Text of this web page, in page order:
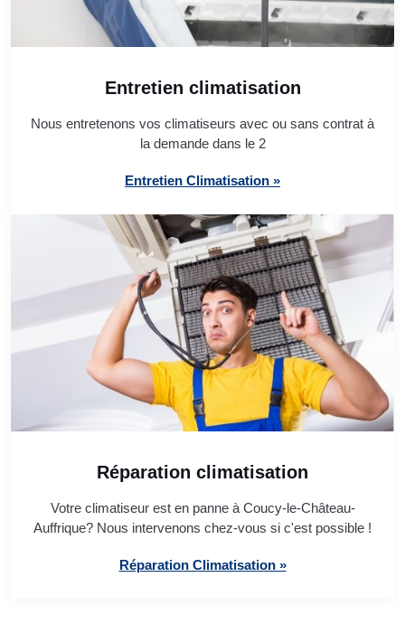
Entretien climatisation
Nous entretenons vos climatiseurs avec ou sans contrat à
la demande dans le 2
Entretien Climatisation »
Réparation climatisation
Votre climatiseur est en panne à Coucy-le-Château-
Auffrique? Nous intervenons chez-vous si c'est possible !
Réparation Climatisation »